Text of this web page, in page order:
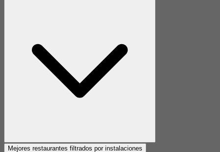
Mejores restaurantes filtrados por instalaciones